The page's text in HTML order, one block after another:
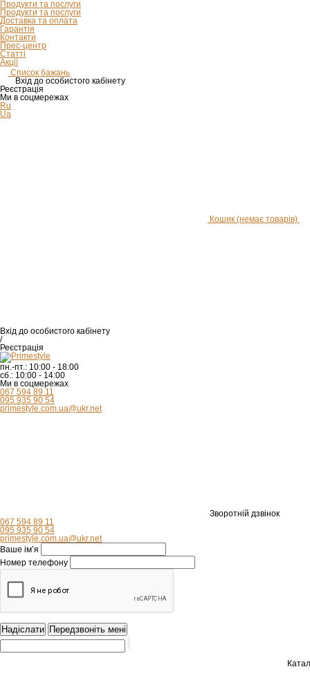
Продукти та послуги
Продукти та послуги
Доставка та оплата
Гарантія
Контакти
Прес-центр
Статті
Акції
Список бажань
Вхід до особистого кабінету
Реєстрація
Ми в соцмережах
Ru
Ua
Кошик (немає товарів)
Вхід до особистого кабінету
/
Реєстрація
пн.-пт.: 10:00 - 18:00
сб.: 10:00 - 14:00
Ми в соцмережах
067 594 89 11
095 935 90 54
primestyle.com.ua@ukr.net
Зворотній дзвінок
067 594 89 11
095 935 90 54
primestyle.com.ua@ukr.net
Ваше ім’я
Номер телефону